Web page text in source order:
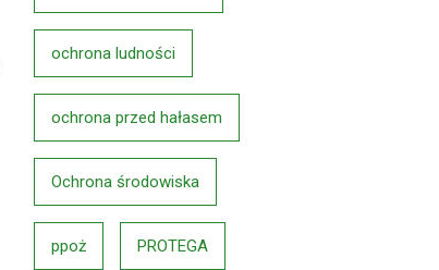
ochrona ludności
ochrona przed hałasem
Ochrona środowiska
ppoż PROTEGA